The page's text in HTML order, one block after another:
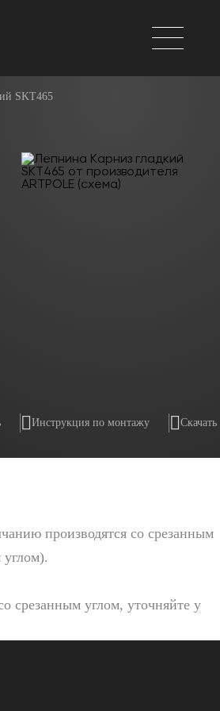
SKT465
Инструкция по монтажу Скачать
производятся со срезанным
срезанным углом, уточняйте у